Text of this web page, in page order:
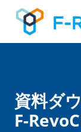
資料ダ
F-